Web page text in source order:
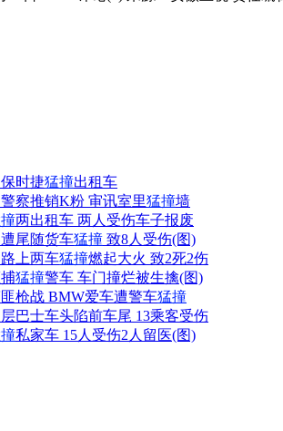
回应"世行行长"
爸萧百佑
跑那么快 脚跟磕破
时捷猛撞出租车
察推销K粉 审讯室里猛撞墙
两出租车 两人受伤车子报废
尾随货车猛撞 致8人受伤(图)
上两车猛撞燃起大火 致2死2伤
猛撞警车 车门撞烂被生擒(图)
枪战 BMW爱车遭警车猛撞
巴士车头陷前车尾 13乘客受伤
私家车 15人受伤2人留医(图)